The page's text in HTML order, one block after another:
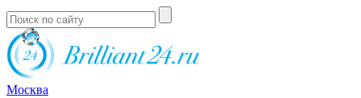
Москва